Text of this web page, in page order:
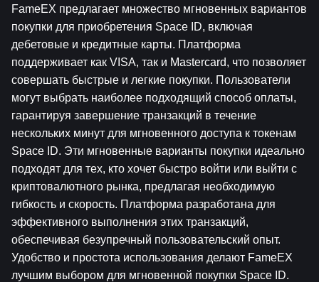
FameEX предлагает множество мгновенных вариантов
покупки для приобретения Space ID, включая
дебетовые и кредитные карты. Платформа
поддерживает как VISA, так и Mastercard, что позволяет
совершать быстрые и легкие покупки. Пользователи
могут выбрать наиболее подходящий способ оплаты,
гарантируя завершение транзакций в течение
нескольких минут для мгновенного доступа к токенам
Space ID. Эти мгновенные варианты покупки идеально
подходят для тех, кто хочет быстро войти или выйти с
криптовалютного рынка, предлагая необходимую
гибкость и скорость. Платформа разработана для
эффективного выполнения этих транзакций,
обеспечивая безупречный пользовательский опыт.
Удобство и простота использования делают FameEX
лучшим выбором для мгновенной покупки Space ID.